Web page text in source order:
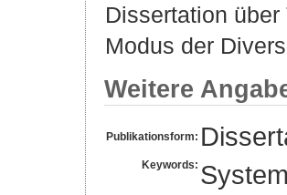
Dissertation über
Modus der
Weitere
Publikationsform:
Keywords: